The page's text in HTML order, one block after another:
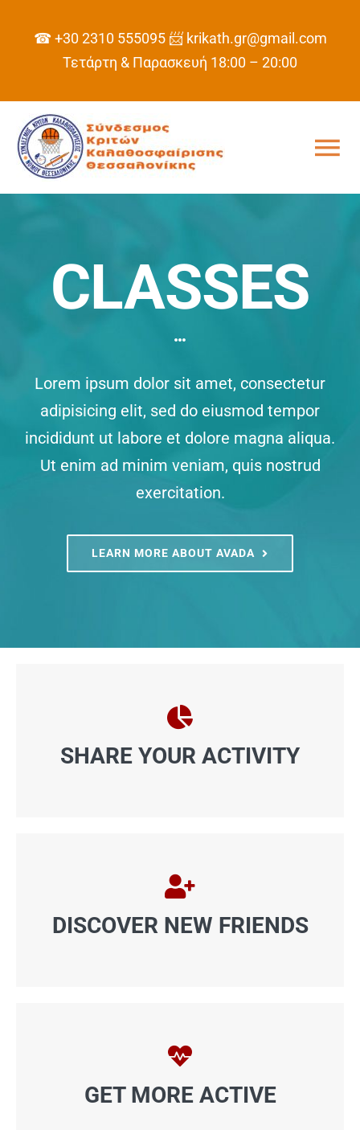
☎ +30 2310 555095 📨 krikath.gr@gmail.com
Τετάρτη & Παρασκευή 18:00 – 20:00
ΠΡΟΓΡΑΜΜΑ
ΠΕΙΘΑΡΧΙΚΑ
ΚΑΝΟΝΙΣΜΟΙ
CLASSES
Lorem ipsum dolor sit amet, consectetur
adipisicing elit, sed do eiusmod tempor
incididunt ut labore et dolore magna aliqua.
Ut enim ad minim veniam, quis nostrud
exercitation.
LEARN MORE ABOUT AVADA
SHARE YOUR ACTIVITY
DISCOVER NEW FRIENDS
GET MORE ACTIVE